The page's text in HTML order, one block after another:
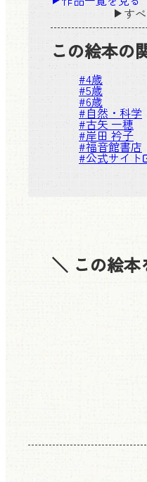
す
この絵本の
#4歳
#5歳
#6歳
#自然・科学
#古矢 一穂
#岸田 衿子
#福音館書店
#公式サイト
＼ この絵